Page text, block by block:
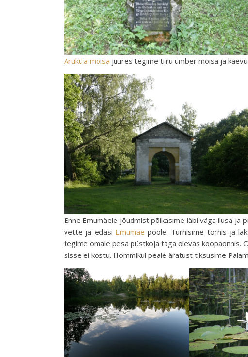
Aruküla mõisa juures tegime tiiru ümber mõisa ja
Enne Emumäele jõudmist põikasime läbi väga ilusa
vette ja edasi Emumäe poole. Turnisime tornis ja
tegime omale pesa püstkoja taga olevas koopaonnis.
sisse ei kostu. Hommikul peale äratust tiksusime